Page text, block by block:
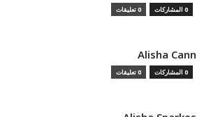
0 المشاركات 0 تعليقات
Alisha Cann
0 المشاركات 0 تعليقات